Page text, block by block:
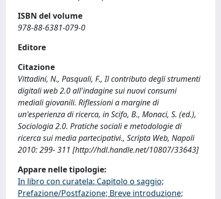
ISBN del volume
978-88-6381-079-0
Editore
Citazione
Vittadini, N., Pasquali, F., Il contributo degli strumenti
digitali web 2.0 all'indagine sui nuovi consumi
mediali giovanili. Riflessioni a margine di
un'esperienza di ricerca, in Scifo, B., Monaci, S. (ed.),
Sociologia 2.0. Pratiche sociali e metodologie di
ricerca sui media partecipativi., Scripta Web, Napoli
2010: 299- 311 [http://hdl.handle.net/10807/33643]
Appare nelle tipologie:
In libro con curatela: Capitolo o saggio;
Prefazione/Postfazione; Breve introduzione;